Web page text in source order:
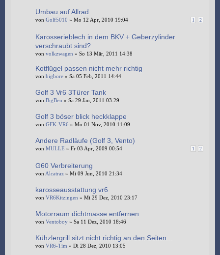
Umbau auf Allrad
1 2
von Golf5010 » Mo 12 Apr, 2010 19:04
Karosserieblech in dem BKV + Geberzylinder
verschraubt sind?
von volkzwagen » So 13 Mär, 2011 14:38
Kotflügel passen nicht mehr richtig
von bigbore » Sa 05 Feb, 2011 14:44
Golf 3 Vr6 3Türer Tank
von BigBen » Sa 29 Jan, 2011 03:29
Golf 3 böser blick heckklappe
von GFK-VR6 » Mo 01 Nov, 2010 11:09
Andere Radläufe (Golf 3, Vento)
1 2
von MULLE » Fr 03 Apr, 2009 00:54
G60 Verbreiterung
von Alcatraz » Mi 09 Jun, 2010 21:34
karosseausstattung vr6
von VR6Kitzingen » Mi 29 Dez, 2010 23:17
Motorraum dichtmasse entfernen
von Ventoboy » Sa 11 Dez, 2010 18:46
Kühzlergrill sitzt nicht richtig an den Seiten...
von VR6-Tim » Di 28 Dez, 2010 13:05